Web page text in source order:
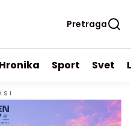
Pretraga
Hronika Sport Svet